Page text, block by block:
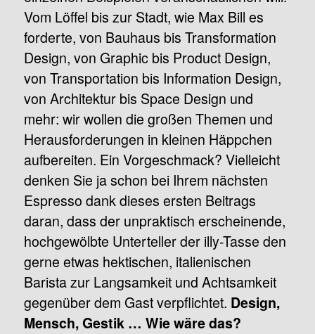
Vom Löffel bis zur Stadt, wie Max Bill es
forderte, von Bauhaus bis Transformation
Design, von Graphic bis Product Design,
von Transportation bis Information Design,
von Architektur bis Space Design und
mehr: wir wollen die großen Themen und
Herausforderungen in kleinen Häppchen
aufbereiten. Ein Vorgeschmack? Vielleicht
denken Sie ja schon bei Ihrem nächsten
Espresso dank dieses ersten Beitrags
daran, dass der unpraktisch erscheinende,
hochgewölbte Unterteller der illy-Tasse den
gerne etwas hektischen, italienischen
Barista zur Langsamkeit und Achtsamkeit
gegenüber dem Gast verpflichtet. Design,
Mensch, Gestik … Wie wäre das?